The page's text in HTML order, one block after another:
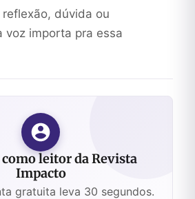
dúvida ou
voz importa pra essa
leitor da Revista
Impacto
gratuita leva 30 segundos.